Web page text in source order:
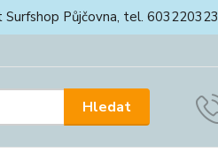
Surfshop Půjčovna, tel. 603220323
Hledat